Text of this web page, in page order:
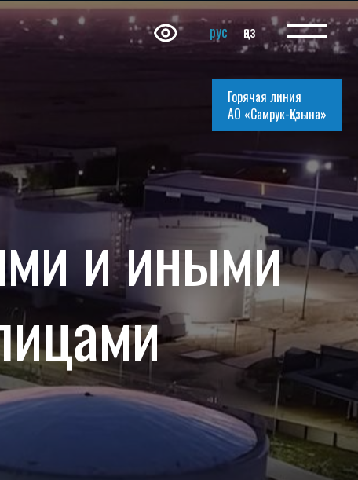
Горячая линия
АО «Самрук-Қазына»
рус қаз
и иными